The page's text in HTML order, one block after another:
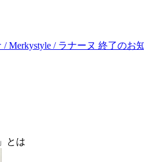
/ Merkystyle / ラナーヌ 終了のお
とは